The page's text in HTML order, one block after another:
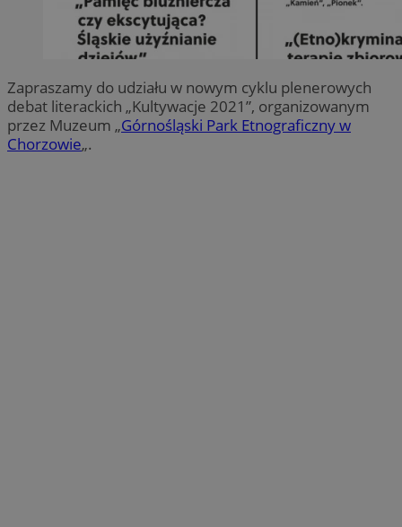
Zapraszamy do udziału w nowym cyklu plenerowych
debat literackich „Kultywacje 2021”, organizowanym
przez Muzeum „Górnośląski Park Etnograficzny w
Chorzowie„.